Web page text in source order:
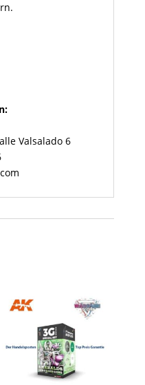
Valsalado 6